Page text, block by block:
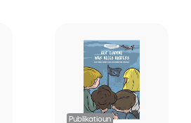
Publikatioun